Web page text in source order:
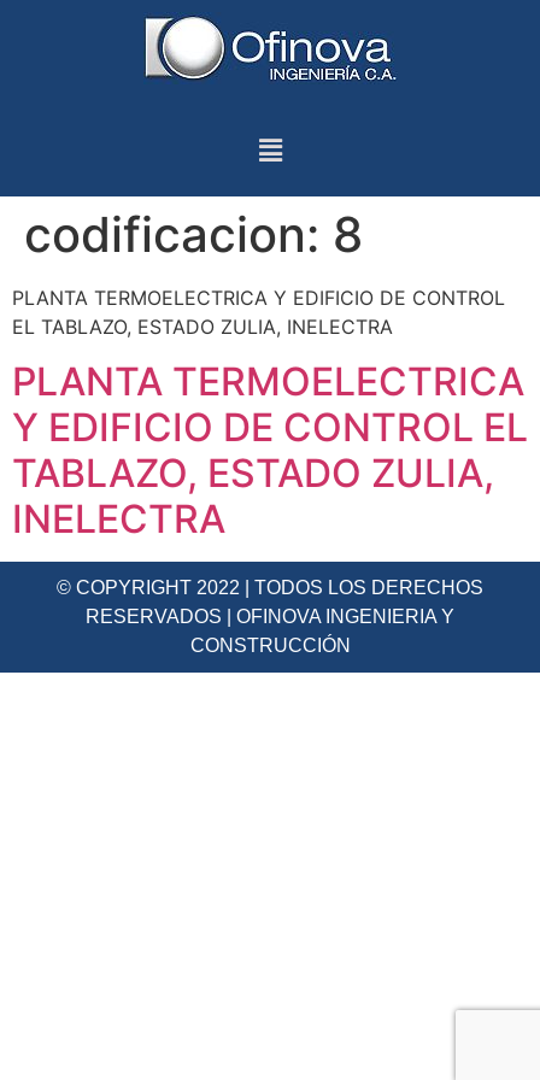
codificacion: 8
PLANTA TERMOELECTRICA Y EDIFICIO DE CONTROL
EL TABLAZO, ESTADO ZULIA, INELECTRA
PLANTA TERMOELECTRICA
Y EDIFICIO DE CONTROL EL
TABLAZO, ESTADO ZULIA,
INELECTRA
© COPYRIGHT 2022 | TODOS LOS DERECHOS
RESERVADOS | OFINOVA INGENIERIA Y
CONSTRUCCIÓN